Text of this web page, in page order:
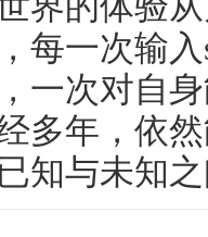
每一次输
一次对自
多年，依
知与未知